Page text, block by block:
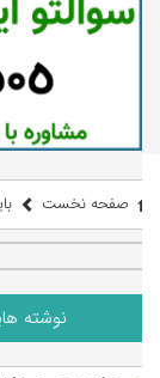
صفحه نخست
نوشته